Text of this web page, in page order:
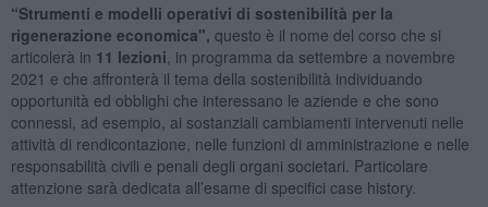
“Strumenti e modelli operativi di sostenibilità per la
rigenerazione economica", questo è il nome del corso che si
articolerà in 11 lezioni , in programma da settembre a novembre
2021 e che affronterà il tema della sostenibilità individuando
opportunità ed obblighi che interessano le aziende e che sono
connessi, ad esempio, ai sostanziali cambiamenti intervenuti nelle
attività di rendicontazione, nelle funzioni di amministrazione e nelle
responsabilità civili e penali degli organi societari. Particolare
attenzione sarà dedicata all’esame di specifici case history.